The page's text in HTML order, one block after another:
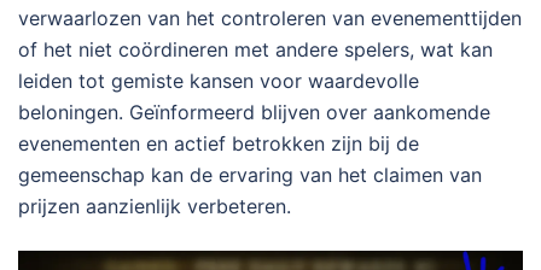
verwaarlozen van het controleren van evenementtijden
of het niet coördineren met andere spelers, wat kan
leiden tot gemiste kansen voor waardevolle
beloningen. Geïnformeerd blijven over aankomende
evenementen en actief betrokken zijn bij de
gemeenschap kan de ervaring van het claimen van
prijzen aanzienlijk verbeteren.